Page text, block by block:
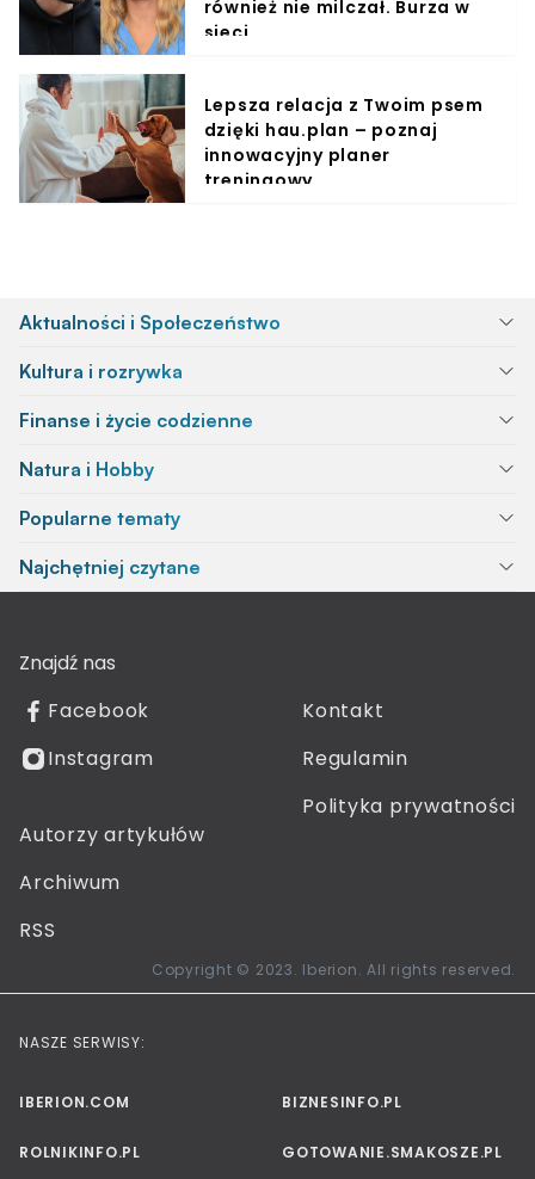
również nie milczał. Burza w
sieci
Lepsza relacja z Twoim psem
dzięki hau.plan – poznaj
innowacyjny planer
treningowy
Aktualności i Społeczeństwo
Kultura i rozrywka
Finanse i życie codzienne
Natura i Hobby
Popularne tematy
Najchętniej czytane
Znajdź nas
Facebook
Instagram
Kontakt
Regulamin
Polityka prywatności
Autorzy artykułów
Archiwum
RSS
Copyright © 2023. Iberion. All rights reserved.
NASZE SERWISY:
IBERION.COM BIZNESINFO.PL
ROLNIKINFO.PL GOTOWANIE.SMAKOSZE.PL